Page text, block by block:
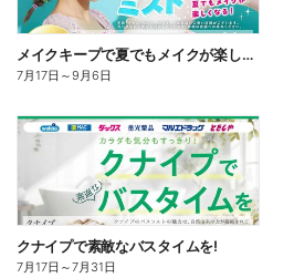
メイクキープで夏でもメイクが楽しくなる!
7月17日 ～9月6日
クナイプで素敵なバスタイムを!
7月17日 ～7月31日